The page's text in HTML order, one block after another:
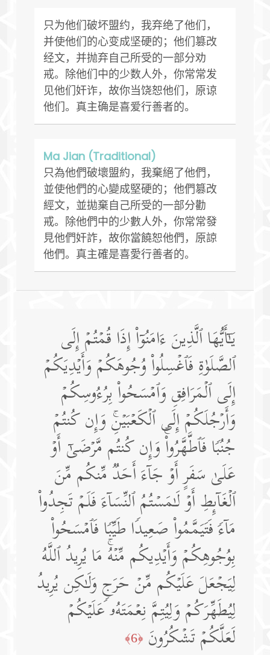
只为他们破坏盟约，我弃绝了他们，
并使他们的心变成坚硬的；他们篡改
经文，并抛弃自己所受的一部分劝
戒。除他们中的少数人外，你常常发
见他们奸诈，故你当饶恕他们，原谅
他们。真主确是喜爱行善者的。
Ma Jian (Traditional)
只為他們破壞盟約，我棄絕了他們，
並使他們的心變成堅硬的；他們篡改
經文，並拋棄自己所受的一部分勸
戒。除他們中的少數人外，你常常發
見他們奸詐，故你當饒恕他們，原諒
他們。真主確是喜愛行善者的。
یَـٰۤأَیُّهَا ٱلَّذِینَ ءَامَنُوۤا۟ إِذَا قُمۡتُمۡ إِلَى
ٱلصَّلَوٰةِ فَٱغۡسِلُوا۟ وُجُوهَكُمۡ وَأَیۡدِیَكُمۡ
إِلَى ٱلۡمَرَافِقِ وَٱمۡسَحُوا۟ بِرُءُوسِكُمۡ
وَأَرۡجُلَكُمۡ إِلَى ٱلۡكَعۡبَیۡنِۚ وَإِن كُنتُمۡ
جُنُبࣰا فَٱطَّهَّرُوا۟ۚ وَإِن كُنتُم مَّرۡضَىٰۤ أَوۡ
عَلَىٰ سَفَرٍ أَوۡ جَاۤءَ أَحَدࣱ مِّنكُم مِّنَ
ٱلۡغَاۤىِٕطِ أَوۡ لَـٰمَسۡتُمُ ٱلنِّسَاۤءَ فَلَمۡ تَجِدُوا۟
مَاۤءࣰ فَتَیَمَّمُوا۟ صَعِیدࣰا طَیِّبࣰا فَٱمۡسَحُوا۟
بِوُجُوهِكُمۡ وَأَیۡدِیكُم مِّنۡهُۚ مَا یُرِیدُ ٱللَّهُ
لِیَجۡعَلَ عَلَیۡكُم مِّنۡ حَرَجࣲ وَلَـٰكِن یُرِیدُ
لِیُطَهِّرَكُمۡ وَلِیُتِمَّ نِعۡمَتَهُۥ عَلَیۡكُمۡ
لَعَلَّكُمۡ تَشۡكُرُونَ ﴿6﴾